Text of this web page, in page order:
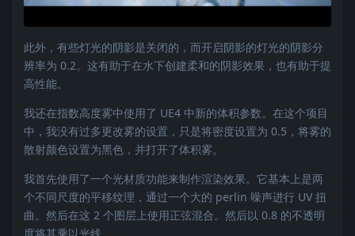
此外，有些灯光的阴影是关闭的，而开启阴影的灯光的阴影分
辨率为 0.2。这有助于在水下创建柔和的阴影效果，也有助于提
高性能。
我还在指数高度雾中使用了 UE4 中新的体积参数。在这个项目
中，我没有过多更改雾的设置，只是将密度设置为 0.5，将雾的
散射颜色设置为黑色，并打开了体积雾。
我首先使用了一个光材质功能来制作渲染效果。它基本上是两
个不同尺度的平移纹理，通过一个大的 perlin 噪声进行 UV 扭
曲。然后在这 2 个图层上使用正弦混合。然后以 0.8 的不透明
度将其乘以光线。